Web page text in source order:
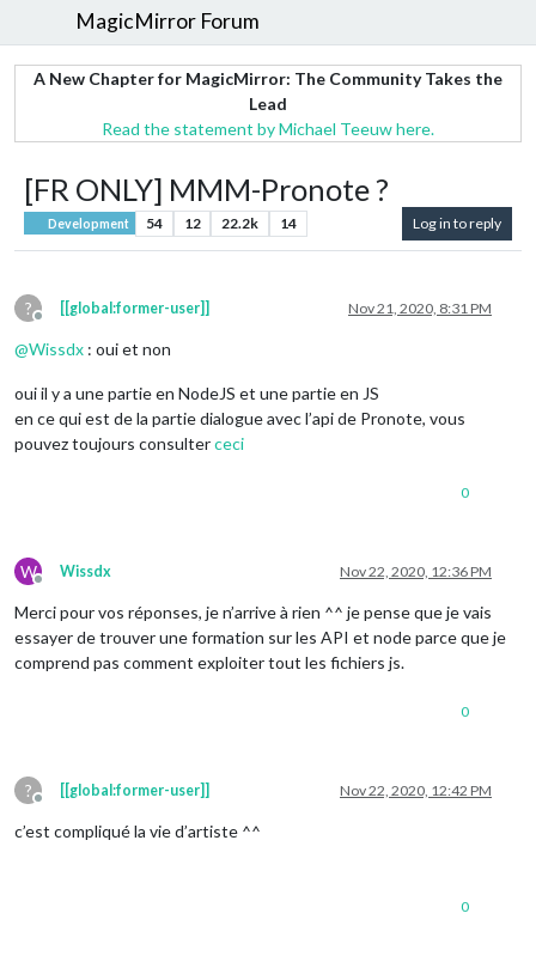
MagicMirror Forum
A New Chapter for MagicMirror: The Community Takes the
Lead
Read the statement by Michael Teeuw here.
[FR ONLY] MMM-Pronote ?
Development 54 12 22.2k 14 Log in to reply
?
Offline
[[global:former-user]] Nov 21, 2020, 8:31 PM
@Wissdx : oui et non
oui il y a une partie en NodeJS et une partie en JS
en ce qui est de la partie dialogue avec l’api de Pronote, vous
pouvez toujours consulterceci
0
W
Offline
Wissdx Nov 22, 2020, 12:36 PM
Merci pour vos réponses, je n’arrive à rien ^^ je pense que je vais
essayer de trouver une formation sur les API et node parce que je
comprend pas comment exploiter tout les fichiers js.
0
?
Offline
[[global:former-user]] Nov 22, 2020, 12:42 PM
c’est compliqué la vie d’artiste ^^
0